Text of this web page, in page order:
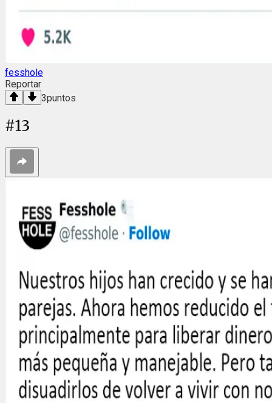
fesshole
Reportar
3puntos
#13